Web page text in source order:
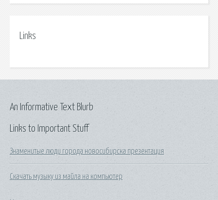
Links
Links to Important Stuff
Знаменитые люди города новосибирска презентация
Скачать музыку из майла на компьютер
An Informative Text Blurb